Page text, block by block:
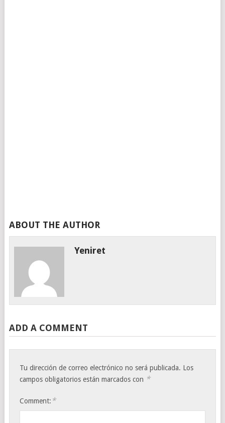
ABOUT THE AUTHOR
Yeniret
ADD A COMMENT
Tu dirección de correo electrónico no será publicada. Los
campos obligatorios están marcados con *
Comment: *